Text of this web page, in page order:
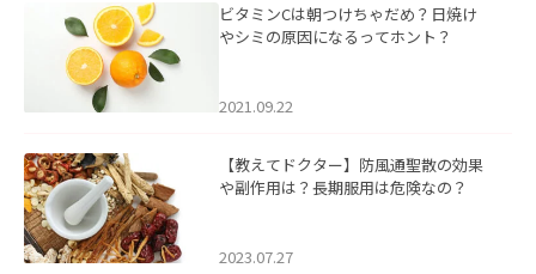
ビタミンCは朝つけちゃだめ？日焼け
やシミの原因になるってホント？
2021.09.22
【教えてドクター】防風通聖散の効果
や副作用は？長期服用は危険なの？
2023.07.27